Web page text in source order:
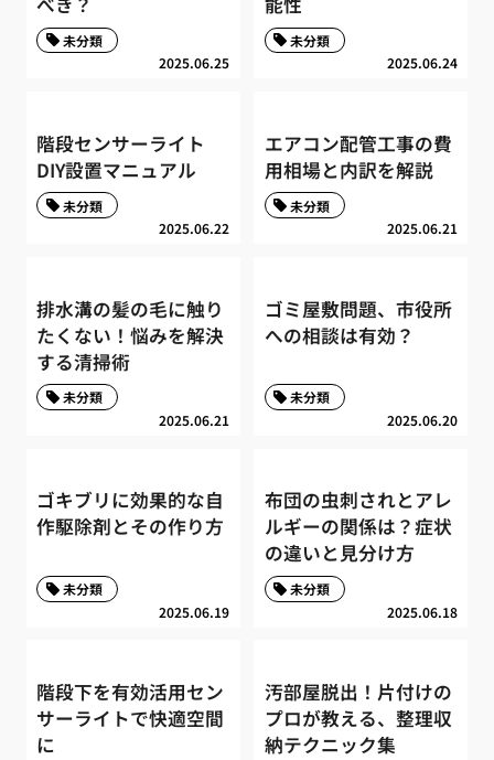
2025.06.25
未分類
2025.06.24
未分類
階段センサーライト
DIY設置マニュアル
2025.06.22
未分類
エアコン配管工事の費
用相場と内訳を解説
2025.06.21
未分類
排水溝の髪の毛に触り
たくない！悩みを解決
する清掃術
2025.06.21
未分類
ゴミ屋敷問題、市役所
への相談は有効？
2025.06.20
未分類
ゴキブリに効果的な自
作駆除剤とその作り方
2025.06.19
未分類
布団の虫刺されとアレ
ルギーの関係は？症状
の違いと見分け方
2025.06.18
未分類
階段下を有効活用セン
サーライトで快適空間
に
汚部屋脱出！片付けの
プロが教える、整理収
納テクニック集